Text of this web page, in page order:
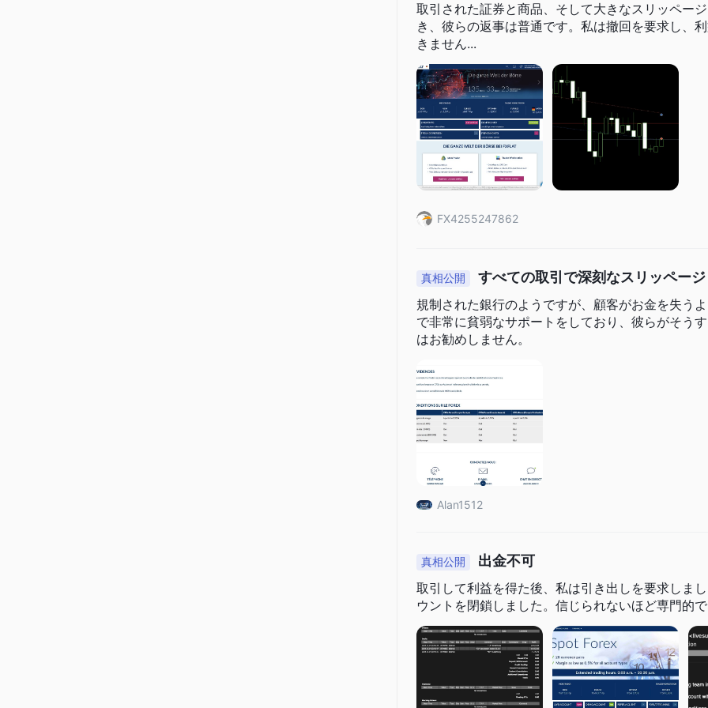
ションを提供しています。銀行振込に関しては、お客様は
入金額は明確ではありませんが、追加入金には50,00 EUR
取引された証券と商品、そして大きなスリッペー
き、彼らの返事は普通です。私は撤回を要求し、
きません...
FX4255247862
真相公開 すべての取引で深刻なスリッページ
規制された銀行のようですが、顧客がお金を失う
で非常に貧弱なサポートをしており、彼らがそう
はお勧めしません。
Alan1512
真相公開 出金不可
取引して利益を得た後、私は引き出しを要求しま
ウントを閉鎖しました。信じられないほど専門的